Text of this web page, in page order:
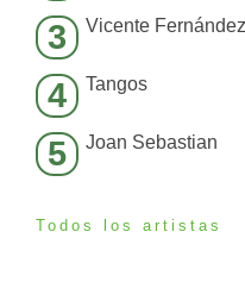
3 Vicente Fernández
4 Tangos
5 Joan Sebastian
Todos los artistas